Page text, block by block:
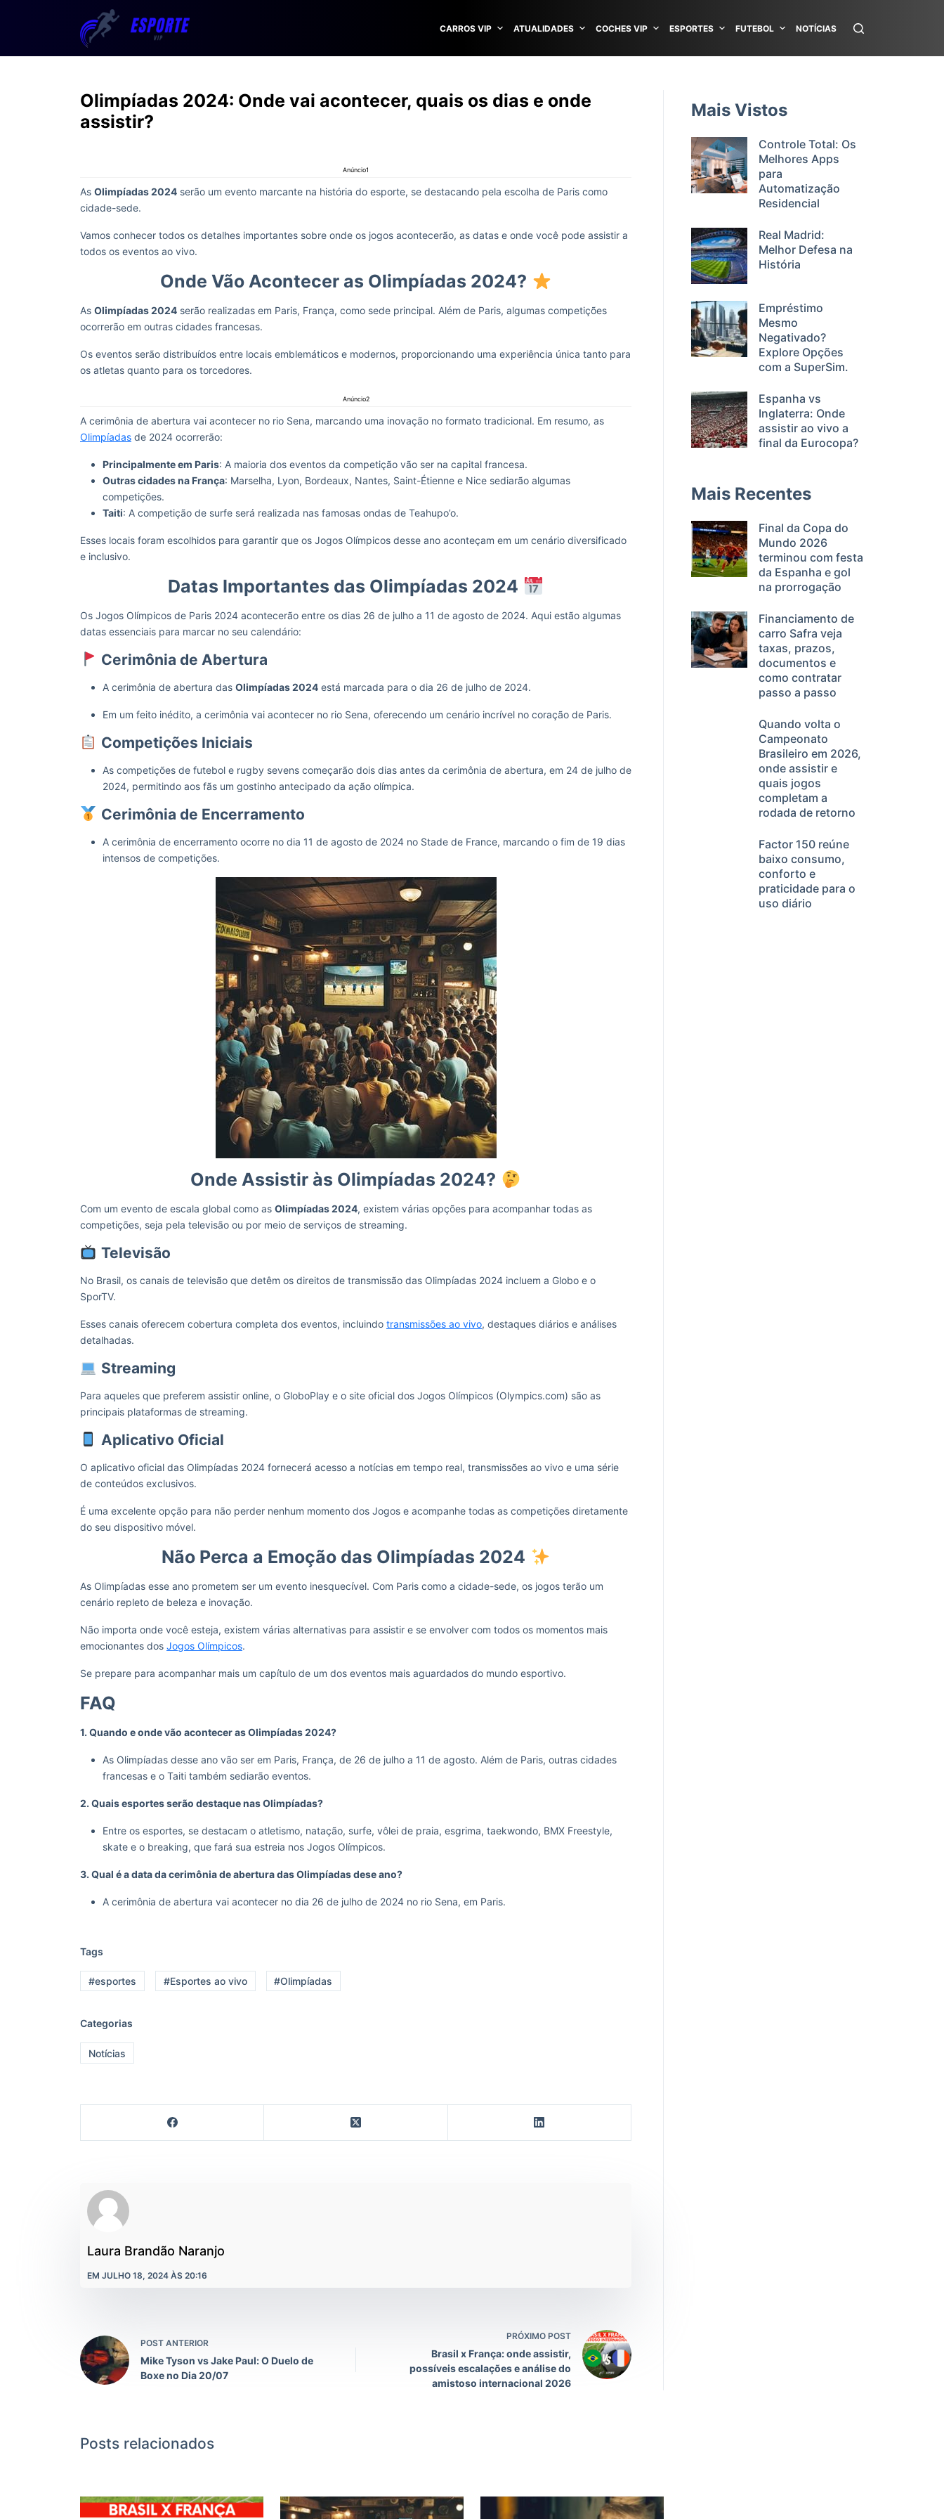
CARROS VIP ATUALIDADES COCHES VIP ESPORTES FUTEBOL NOTÍCIAS
Olimpíadas 2024: Onde vai acontecer, quais os dias e onde
assistir?
Anúncio1
As Olimpíadas 2024 serão um evento marcante na história do esporte, se destacando pela escolha de Paris como
cidade-sede.
Vamos conhecer todos os detalhes importantes sobre onde os jogos acontecerão, as datas e onde você pode assistir a
todos os eventos ao vivo.
Onde Vão Acontecer as Olimpíadas 2024?
As Olimpíadas 2024 serão realizadas em Paris, França, como sede principal. Além de Paris, algumas competições
ocorrerão em outras cidades francesas.
Os eventos serão distribuídos entre locais emblemáticos e modernos, proporcionando uma experiência única tanto para
os atletas quanto para os torcedores.
Anúncio2
A cerimônia de abertura vai acontecer no rio Sena, marcando uma inovação no formato tradicional. Em resumo, as
Olimpíadas de 2024 ocorrerão:
Principalmente em Paris: A maioria dos eventos da competição vão ser na capital francesa.
Outras cidades na França: Marselha, Lyon, Bordeaux, Nantes, Saint-Étienne e Nice sediarão algumas
competições.
Taiti: A competição de surfe será realizada nas famosas ondas de Teahupo’o.
Esses locais foram escolhidos para garantir que os Jogos Olímpicos desse ano aconteçam em um cenário diversificado
e inclusivo.
Datas Importantes das Olimpíadas 2024
Os Jogos Olímpicos de Paris 2024 acontecerão entre os dias 26 de julho a 11 de agosto de 2024. Aqui estão algumas
datas essenciais para marcar no seu calendário:
Cerimônia de Abertura
A cerimônia de abertura das Olimpíadas 2024 está marcada para o dia 26 de julho de 2024.
Em um feito inédito, a cerimônia vai acontecer no rio Sena, oferecendo um cenário incrível no coração de Paris.
Competições Iniciais
As competições de futebol e rugby sevens começarão dois dias antes da cerimônia de abertura, em 24 de julho de
2024, permitindo aos fãs um gostinho antecipado da ação olímpica.
Cerimônia de Encerramento
A cerimônia de encerramento ocorre no dia 11 de agosto de 2024 no Stade de France, marcando o fim de 19 dias
intensos de competições.
Onde Assistir às Olimpíadas 2024?
Com um evento de escala global como as Olimpíadas 2024, existem várias opções para acompanhar todas as
competições, seja pela televisão ou por meio de serviços de streaming.
Televisão
No Brasil, os canais de televisão que detêm os direitos de transmissão das Olimpíadas 2024 incluem a Globo e o
SporTV.
Esses canais oferecem cobertura completa dos eventos, incluindo transmissões ao vivo, destaques diários e análises
detalhadas.
Streaming
Para aqueles que preferem assistir online, o GloboPlay e o site oficial dos Jogos Olímpicos (Olympics.com) são as
principais plataformas de streaming.
Aplicativo Oficial
O aplicativo oficial das Olimpíadas 2024 fornecerá acesso a notícias em tempo real, transmissões ao vivo e uma série
de conteúdos exclusivos.
É uma excelente opção para não perder nenhum momento dos Jogos e acompanhe todas as competições diretamente
do seu dispositivo móvel.
Não Perca a Emoção das Olimpíadas 2024
As Olimpíadas esse ano prometem ser um evento inesquecível. Com Paris como a cidade-sede, os jogos terão um
cenário repleto de beleza e inovação.
Não importa onde você esteja, existem várias alternativas para assistir e se envolver com todos os momentos mais
emocionantes dos Jogos Olímpicos.
Se prepare para acompanhar mais um capítulo de um dos eventos mais aguardados do mundo esportivo.
FAQ
1. Quando e onde vão acontecer as Olimpíadas 2024?
As Olimpíadas desse ano vão ser em Paris, França, de 26 de julho a 11 de agosto. Além de Paris, outras cidades
francesas e o Taiti também sediarão eventos.
2. Quais esportes serão destaque nas Olimpíadas?
Entre os esportes, se destacam o atletismo, natação, surfe, vôlei de praia, esgrima, taekwondo, BMX Freestyle,
skate e o breaking, que fará sua estreia nos Jogos Olímpicos.
3. Qual é a data da cerimônia de abertura das Olimpíadas dese ano?
A cerimônia de abertura vai acontecer no dia 26 de julho de 2024 no rio Sena, em Paris.
Tags
#esportes #Esportes ao vivo #Olimpíadas
Categorias
Notícias
Laura Brandão Naranjo
EM JULHO 18, 2024 ÀS 20:16
POST ANTERIOR
Mike Tyson vs Jake Paul: O Duelo de
Boxe no Dia 20/07
PRÓXIMO POST
Brasil x França: onde assistir,
possíveis escalações e análise do
amistoso internacional 2026
Mais Vistos
Controle Total: Os
Melhores Apps
para
Automatização
Residencial
Real Madrid:
Melhor Defesa na
História
Empréstimo
Mesmo
Negativado?
Explore Opções
com a SuperSim.
Espanha vs
Inglaterra: Onde
assistir ao vivo a
final da Eurocopa?
Mais Recentes
Final da Copa do
Mundo 2026
terminou com festa
da Espanha e gol
na prorrogação
Financiamento de
carro Safra veja
taxas, prazos,
documentos e
como contratar
passo a passo
Quando volta o
Campeonato
Brasileiro em 2026,
onde assistir e
quais jogos
completam a
rodada de retorno
Factor 150 reúne
baixo consumo,
conforto e
praticidade para o
uso diário
Posts relacionados